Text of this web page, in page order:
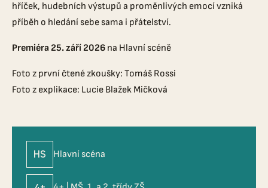
hříček, hudebních výstupů a proměnlivých emocí vzniká
příběh o hledání sebe sama i přátelství.
Premiéra 25. září 2026 na Hlavní scéně
Foto z první čtené zkoušky: Tomáš Rossi
Foto z explikace: Lucie Blažek Mičková
HS Hlavní scéna